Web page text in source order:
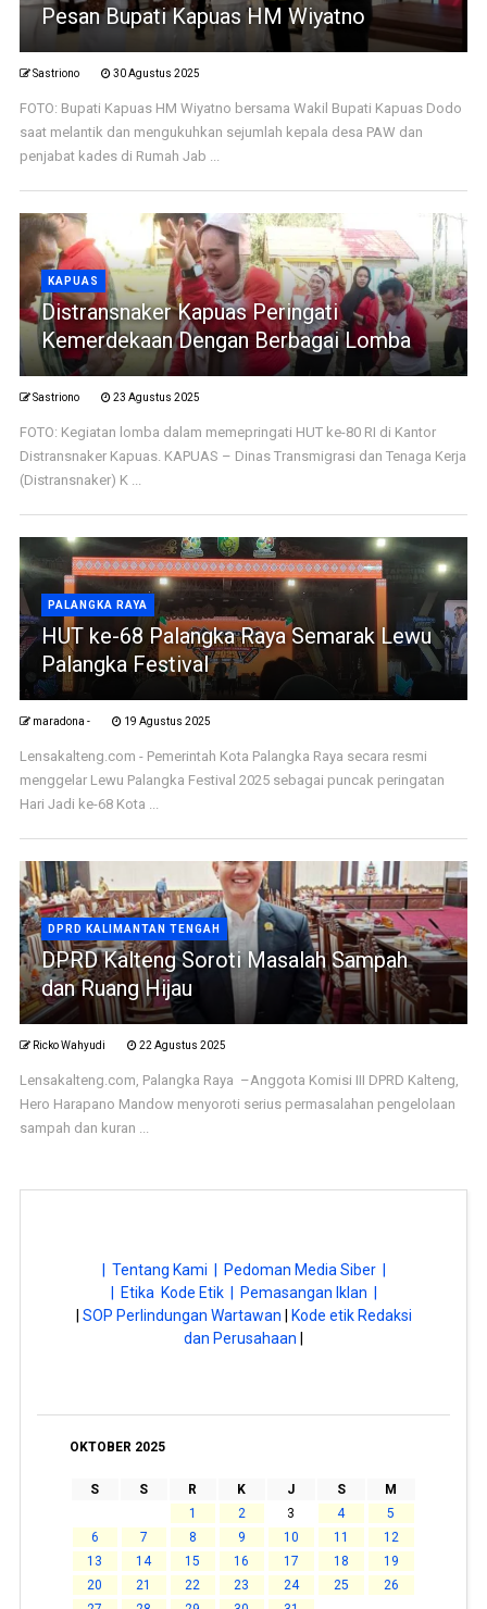
Pesan Bupati Kapuas HM Wiyatno
Sastriono 30 Agustus 2025
FOTO: Bupati Kapuas HM Wiyatno bersama Wakil Bupati Kapuas Dodo
saat melantik dan mengukuhkan sejumlah kepala desa PAW dan
penjabat kades di Rumah Jab ...
KAPUAS
Distransnaker Kapuas Peringati
Kemerdekaan Dengan Berbagai Lomba
Sastriono 23 Agustus 2025
FOTO: Kegiatan lomba dalam memepringati HUT ke-80 RI di Kantor
Distransnaker Kapuas. KAPUAS – Dinas Transmigrasi dan Tenaga Kerja
(Distransnaker) K ...
PALANGKA RAYA
HUT ke-68 Palangka Raya Semarak Lewu
Palangka Festival
maradona - 19 Agustus 2025
Lensakalteng.com - Pemerintah Kota Palangka Raya secara resmi
menggelar Lewu Palangka Festival 2025 sebagai puncak peringatan
Hari Jadi ke-68 Kota ...
DPRD KALIMANTAN TENGAH
DPRD Kalteng Soroti Masalah Sampah
dan Ruang Hijau
Ricko Wahyudi 22 Agustus 2025
Lensakalteng.com, Palangka Raya –Anggota Komisi III DPRD Kalteng,
Hero Harapano Mandow menyoroti serius permasalahan pengelolaan
sampah dan kuran ...
| Tentang Kami |
Pedoman Media Siber |
| Etika Kode Etik |
Pemasangan Iklan |
SOP Perlindungan Wartawan
Kode etik Redaksi
dan Perusahaan
OKTOBER 2025
S S R K J S
M
1
2 3 4
5
6
7 8 9 10 11
12
13
14 15 16 17 18
19
20
21 22 23 24 25
26